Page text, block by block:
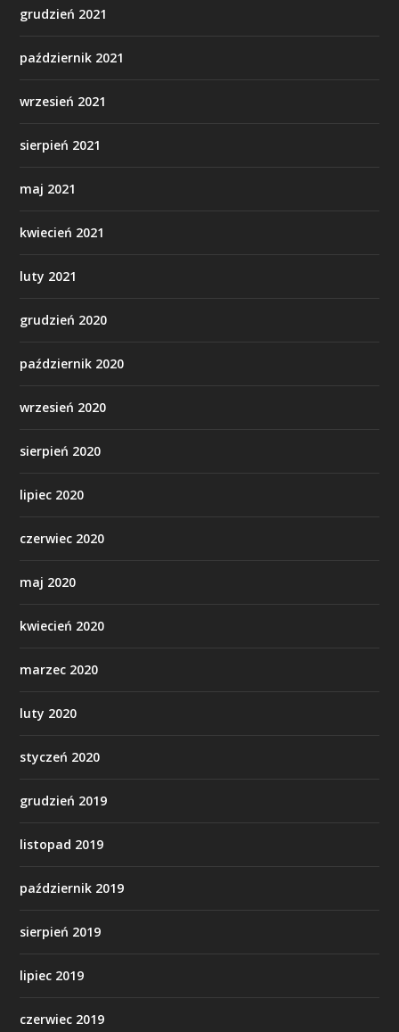
grudzień 2021
październik 2021
wrzesień 2021
sierpień 2021
maj 2021
kwiecień 2021
luty 2021
grudzień 2020
październik 2020
wrzesień 2020
sierpień 2020
lipiec 2020
czerwiec 2020
maj 2020
kwiecień 2020
marzec 2020
luty 2020
styczeń 2020
grudzień 2019
listopad 2019
październik 2019
sierpień 2019
lipiec 2019
czerwiec 2019